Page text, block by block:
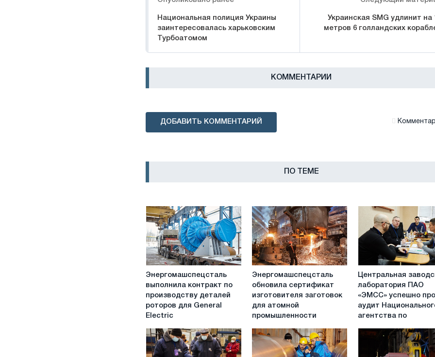
Национальная полиция Украины
заинтересовалась харьковским
Турбоатомом
Украинская SMG удлинит на
метров 6 голландских
КОММЕНТАРИИ
ДОБАВИТЬ КОММЕНТАРИЙ
ПО ТЕМЕ
Энергомашспецсталь
выполнила
по
производству
роторов
для
General
Энергомашспецсталь
выполнила контракт по
производству деталей
роторов для General
Electric
Энергомашспецсталь
обновила
изготовителя
заготовок
для
атомной
промышленности
Энергомашспецсталь
обновила сертификат
изготовителя заготовок
для атомной
промышленности
Центральная
заводская
лаборатория
«ЭМСС»
прошла
Национального
Центральная
лаборатория ПАО
«ЭМСС» успешно
аудит
агентства по